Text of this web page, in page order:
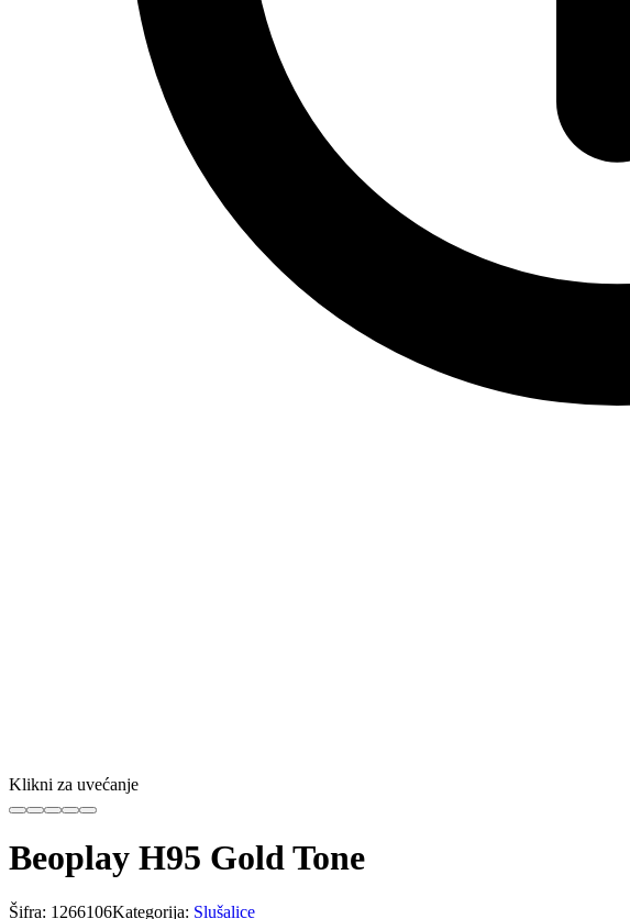
Klikni za uvećanje
Beoplay H95 Gold Tone
Šifra: 1266106Kategorija: Slušalice